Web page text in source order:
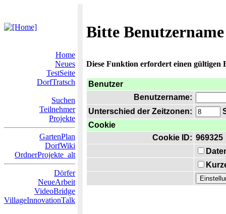
Bitte
Home
Neues
TestSeite
DorfTratsch
Suchen
Teilnehmer
Projekte
GartenPlan
DorfWiki
OrdnerProjekte_alt
Dörfer
NeueArbeit
VideoBridge
VillageInnovationTalk
Diese Funktion erfordert einen gültigen
Benutzer
Benutzername:
Unterschied der Zeitzonen:
Cookie
Cookie ID: 969325